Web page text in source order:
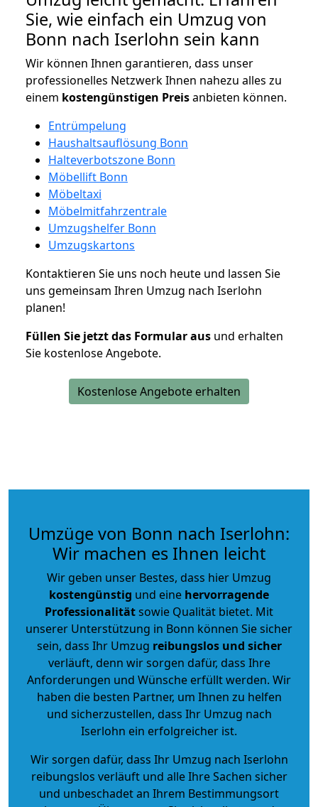
Sie, wie einfach ein Umzug von
Bonn nach Iserlohn sein kann
Wir können Ihnen garantieren, dass unser
professionelles Netzwerk Ihnen nahezu alles zu
einem kostengünstigen Preisanbieten können.
Entrümpelung
Haushaltsauflösung Bonn
Halteverbotszone Bonn
Möbellift Bonn
Möbeltaxi
Möbelmitfahrzentrale
Umzugshelfer Bonn
Umzugskartons
Kontaktieren Sie uns noch heute und lassen Sie
uns gemeinsam Ihren Umzug nach Iserlohn
planen!
Füllen Sie jetzt das Formular aus und erhalten
Sie kostenlose Angebote.
Kostenlose Angebote erhalten
Umzüge von Bonn nach Iserlohn:
Wir machen es Ihnen leicht
Wir geben unser Bestes, dass hier Umzug
kostengünstig und eine hervorragende
Professionalitätsowie Qualität bietet. Mit
unserer Unterstützung in Bonn können Sie sicher
sein, dass Ihr Umzug reibungslos und sicher
verläuft, denn wir sorgen dafür, dass Ihre
Anforderungen und Wünsche erfüllt werden. Wir
haben die besten Partner, um Ihnen zu helfen
und sicherzustellen, dass Ihr Umzug nach
Iserlohn ein erfolgreicher ist.
Wir sorgen dafür, dass Ihr Umzug nach Iserlohn
reibungslos verläuft und alle Ihre Sachen sicher
und unbeschadet an Ihrem Bestimmungsort